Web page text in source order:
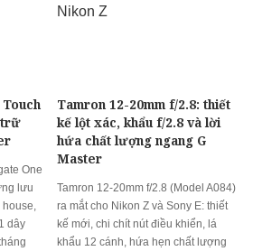
trữ
One
lưu
house,
dây
Tamron 12-20mm f/2.8: thiết
kế lột xác, khẩu f/2.8 và lời
hứa chất lượng ngang G
Master
Tamron 12-20mm f/2.8 (Model A084)
ra mắt cho Nikon Z và Sony E: thiết
kế mới, chi chít nút điều khiển, lá
khẩu 12 cánh, hứa hẹn chất lượng